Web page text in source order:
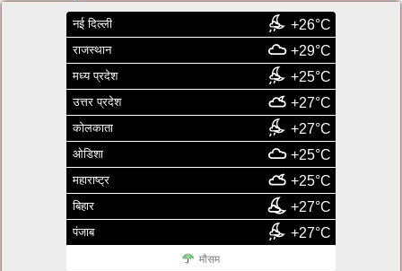
नई दिल्ली +26°C
राजस्थान +29°C
मध्य प्रदेश +25°C
उत्तर प्रदेश +27°C
कोलकाता +27°C
ओडिशा +25°C
महाराष्ट्र +25°C
बिहार +27°C
पंजाब +27°C
मौसम